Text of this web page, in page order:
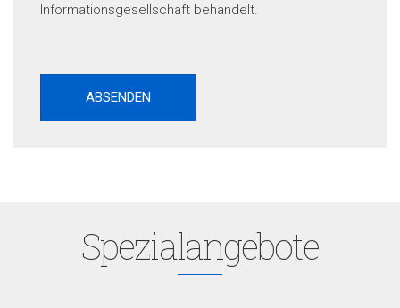
Informationsgesellschaft behandelt.
Spezialangebote